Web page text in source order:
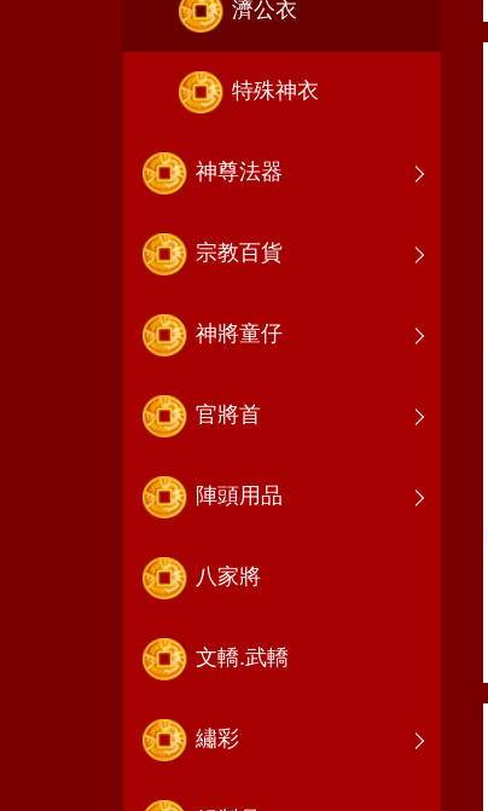
濟公衣
特殊神衣
神尊法器
宗教百貨
神將童仔
官將首
陣頭用品
八家將
文轎.武轎
繡彩